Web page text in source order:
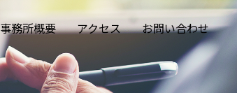
事務所概要 アクセス お問い合わせ